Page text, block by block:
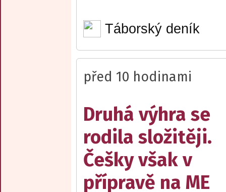
Táborský deník
před 10 hodinami
Druhá výhra se
rodila složitěji.
Češky však v
přípravě na ME